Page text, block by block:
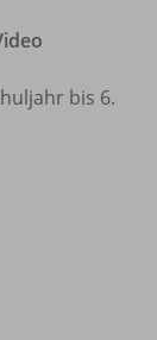
bis 6.